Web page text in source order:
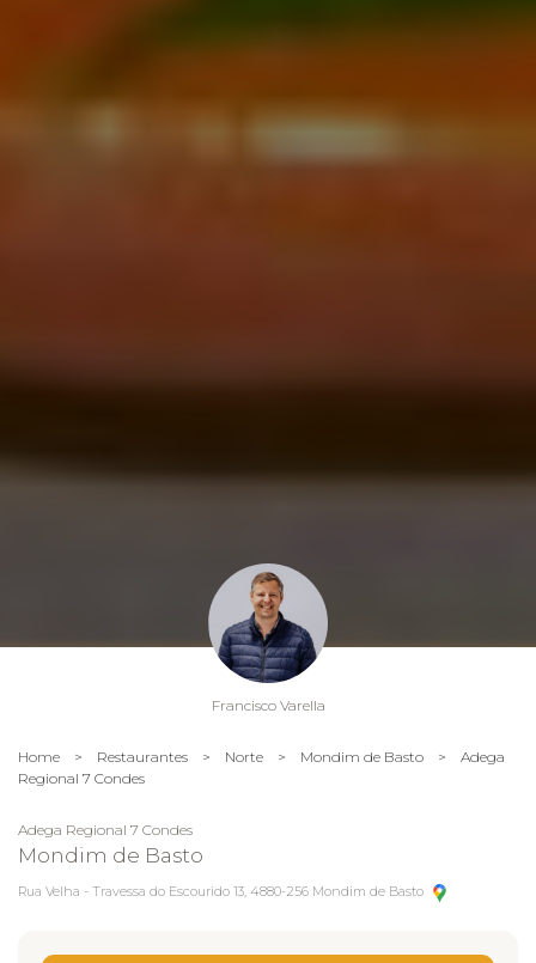
Francisco Varella
Home > Restaurantes > Norte > Mondim de Basto > Adega
Regional 7 Condes
Adega Regional 7 Condes
Mondim de Basto
Rua Velha - Travessa do Escourido 13, 4880-256 Mondim de Basto